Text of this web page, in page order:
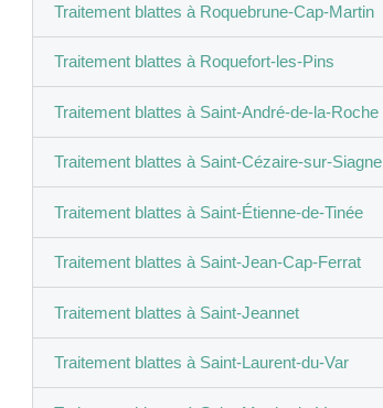
Traitement blattes à Roquebrune-Cap-Martin
Traitement blattes à Roquefort-les-Pins
Traitement blattes à Saint-André-de-la-Roche
Traitement blattes à Saint-Cézaire-sur-Siagne
Traitement blattes à Saint-Étienne-de-Tinée
Traitement blattes à Saint-Jean-Cap-Ferrat
Traitement blattes à Saint-Jeannet
Traitement blattes à Saint-Laurent-du-Var